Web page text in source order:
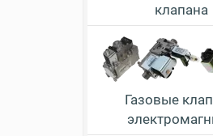
клапана
Газовые